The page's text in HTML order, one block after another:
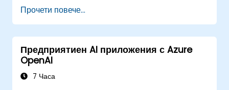
агентите за внедряване.
Прочети повече...
Предприятиен AI приложения с Azure
OpenAI
7 Часа